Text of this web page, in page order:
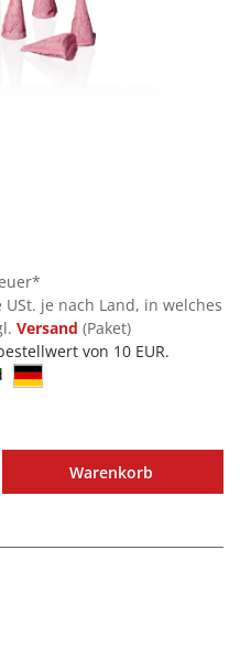
je nach Land, in welches
Versand (Paket)
von 10 EUR.
Warenkorb